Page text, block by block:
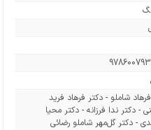
شاملو - دکتر فرهاد فرید
- دکتر ندا فرزانه - دکتر محیا
- دکتر گل‌مهر شاملو رضائی